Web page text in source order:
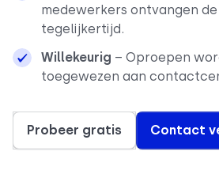
medewerkers ontvangen
tegelijkertijd.
Willekeurig – Oproepen
toegewezen aan
Probeer gratis Contact